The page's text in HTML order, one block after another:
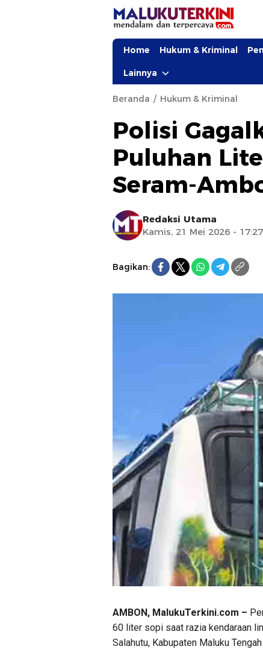
Home Hukum & Kriminal
Lainnya
Beranda Hukum & Kriminal
Polisi
Puluhan
Seram-
Redaksi Utama
Kamis, 21 Mei 2026 -
Bagikan:
AMBON, MalukuTerkini.com –
60 liter sopi saat razia kendaraan
Salahutu, Kabupaten Maluku